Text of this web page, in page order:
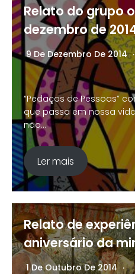
Relato do grupo
dezembro de
9 De Dezembro De 2014
Nenhum Comentário
“Pedaços de Pessoas”
que passa em nossa
não…
Ler mais
Relato de
aniversário da
1 De Outubro De 2014